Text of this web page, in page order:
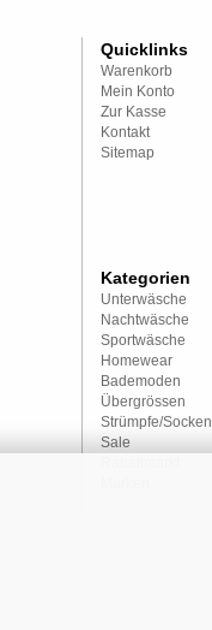
Quicklinks
Warenkorb
Mein Konto
Zur Kasse
Kontakt
Sitemap
Kategorien
Unterwäsche
Nachtwäsche
Sportwäsche
Homewear
Bademoden
Übergrössen
Strümpfe/Socken
Sale